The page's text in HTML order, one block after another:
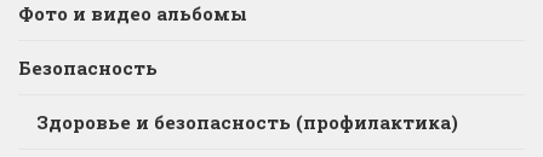
Фото и видео альбомы
Безопасность
Здоровье и безопасность (профилактика)